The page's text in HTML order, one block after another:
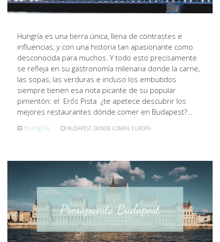
Hungría es una tierra única, llena de contrastes e
influencias, y con una historia tan apasionante como
desconocida para muchos. Y todo esto precisamente
se refleja en su gastronomía milenaria donde la carne,
las sopas, las verduras e incluso los embutidos
siempre tienen esa nota picante de su popular
pimentón: el Erős Pista ¿te apetece descubrir los
mejores restaurantes dónde comer en Budapest?…
Hungría
BUDAPEST, DONDE COMER, EUROPA